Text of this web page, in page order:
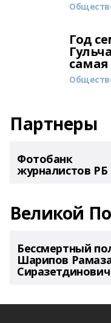
Год
самая
Партнеры
Фотобанк
журналистов РБ
Великой
Бессмертный
Шарипов
Сиразетдинович